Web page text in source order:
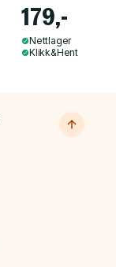
179,-
Nettlager
Klikk&Hent